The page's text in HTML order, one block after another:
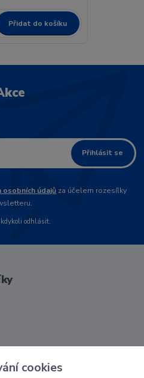
Přidat do košíku
Přihlásit se
osobních údajů za účelem rozesílky
kdykoli odhlásit.
cookies